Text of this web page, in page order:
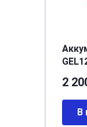
GEL12065
2
В